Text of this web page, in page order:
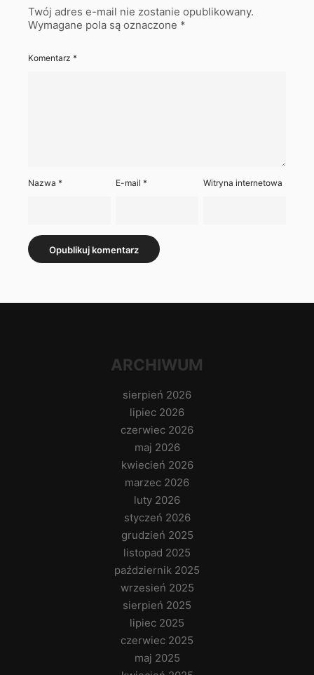
Twój adres e-mail nie zostanie opublikowany.
Wymagane pola są oznaczone *
Komentarz *
Nazwa * E-mail* Witryna internetowa
ARCHIWUM
sierpień 2026
lipiec 2026
czerwiec 2026
maj 2026
kwiecień 2026
marzec 2026
luty 2026
styczeń 2026
grudzień 2025
listopad 2025
październik 2025
wrzesień 2025
sierpień 2025
lipiec 2025
czerwiec 2025
maj 2025